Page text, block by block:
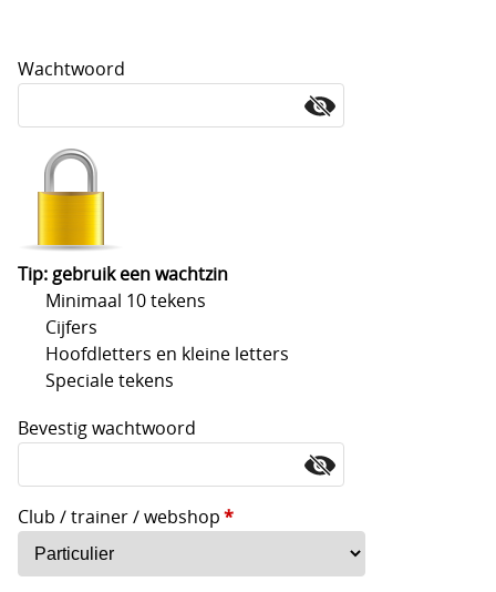
Padel Kleding
Padelrackets
Pickleball
Preventie en letsels
Protection and repair paddle rackets Distribution
Schoenen
Tennis
Trainers Materiaal
Wachtwoord
Tip: gebruik een wachtzin
Minimaal 10 tekens
Cijfers
Hoofdletters en kleine letters
Speciale tekens
Bevestig wachtwoord
Club / trainer / webshop*